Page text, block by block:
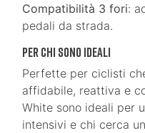
Compatibilità 3 fori:
pedali da strada.
Per chi sono ideali
Perfette per ciclisti
affidabile, reattiva e
White sono ideali per
intensivi e chi cerca